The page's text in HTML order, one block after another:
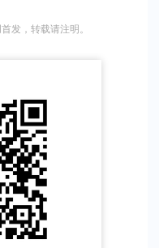
发，转载请注明。